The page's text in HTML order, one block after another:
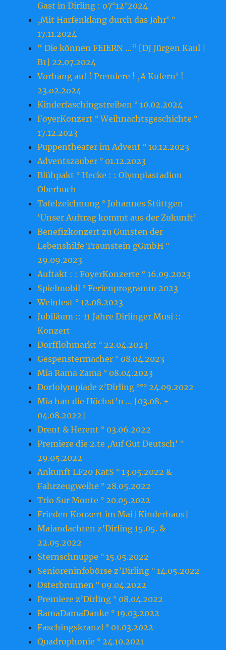
Gast in Dirling : o7°12°2024
‚Mit Harfenklang durch das Jahr‘ °
17.11.2024
“ Die können FEIERN …“ [DJ Jürgen Kaul |
B1] 22.07.2024
Vorhang auf ! Premiere ! ‚A Kufern‘ !
23.o2.2o24
Kinderfaschingstreiben ° 10.02.2024
FoyerKonzert ° Weihnachtsgeschichte °
17.12.2023
Puppentheater im Advent ° 10.12.2023
Adventszauber ° 01.12.2023
Blühpakt ° Hecke : : Olympiastadion
Oberbuch
Tafelzeichnung ° Johannes Stüttgen
‘Unser Auftrag kommt aus der Zukunft’
Benefizkonzert zu Gunsten der
Lebenshilfe Traunstein gGmbH °
29.09.2023
Auftakt : : FoyerKonzerte ° 16.09.2023
Spielmobil ° Ferienprogramm 2023
Weinfest ° 12.08.2023
Jubiläum :: 11 Jahre Dirlinger Musi ::
Konzert
Dorfflohmarkt ° 22.04.2023
Gespenstermacher ° 08.04.2023
Mia Rama Zama ° 08.04.2023
Dorfolympiade z’Dirling °°° 24.09.2022
Mia han die Höchst’n … [03.08. +
04.08.2022]
Drent & Herent ° 03.06.2022
Premiere die 2.te ‚Auf Gut Deutsch‘ °
29.05.2022
Ankunft LF20 KatS ° 13.05.2022 &
Fahrzeugweihe ° 28.05.2022
Trio Sur Monte ° 20.05.2022
Frieden Konzert im Mai [Kinderhaus]
Maiandachten z’Dirling 15.05. &
22.05.2022
Sternschnuppe ° 15.05.2022
Senioreninfobörse z’Dirling ° 14.05.2022
Osterbrunnen ° 09.04.2022
Premiere z’Dirling ° 08.04.2022
RamaDamaDanke ° 19.03.2022
Faschingskranzl ° 01.03.2022
Quadrophonie ° 24.10.2021